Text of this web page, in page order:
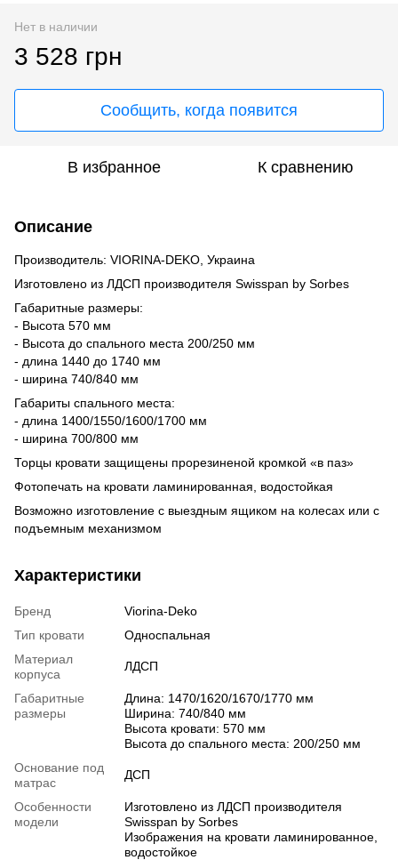
Нет в наличии
3 528 грн
Сообщить, когда появится
В избранное К сравнению
Описание
Производитель: VIORINA-DEKO, Украина
Изготовлено из ЛДСП производителя Swisspan by Sorbes
Габаритные размеры:
- Высота 570 мм
- Высота до спального места 200/250 мм
- длина 1440 до 1740 мм
- ширина 740/840 мм
Габариты спального места:
- длина 1400/1550/1600/1700 мм
- ширина 700/800 мм
Торцы кровати защищены прорезиненой кромкой «в паз»
Фотопечать на кровати ламинированная, водостойкая
Возможно изготовление с выездным ящиком на колесах или с
подъемным механизмом
Характеристики
Бренд
Viorina-Deko
Тип кровати
Односпальная
Материал
корпуса
ЛДСП
Габаритные
размеры
Длина: 1470/1620/1670/1770 мм
Ширина: 740/840 мм
Высота кровати: 570 мм
Высота до спального места: 200/250 мм
Основание под
матрас
ДСП
Особенности
модели
Изготовлено из ЛДСП производителя
Swisspan by Sorbes
Изображения на кровати ламинированное,
водостойкое